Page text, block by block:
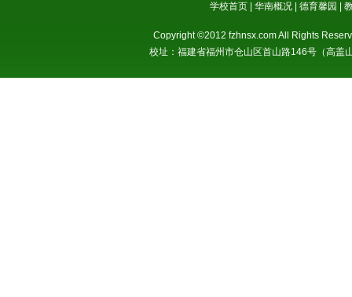
学校首页 | 华南概况 | 德育馨园 |
Copyright ©2012 fzhnsx.com All Rights
校址：福建省福州市仓山区首山路146号（高